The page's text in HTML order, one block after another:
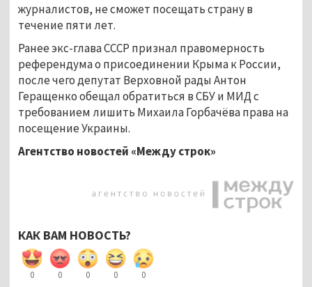
журналистов, не сможет посещать страну в
течение пяти лет.
Ранее экс-глава СССР признал правомерность
референдума о присоединении Крыма к России,
после чего депутат Верховной рады Антон
Геращенко обещал обратиться в СБУ и МИД с
требованием лишить Михаила Горбачёва права на
посещение Украины.
Агентство новостей «Между строк»
КАК ВАМ НОВОСТЬ?
0 0 0 0 0